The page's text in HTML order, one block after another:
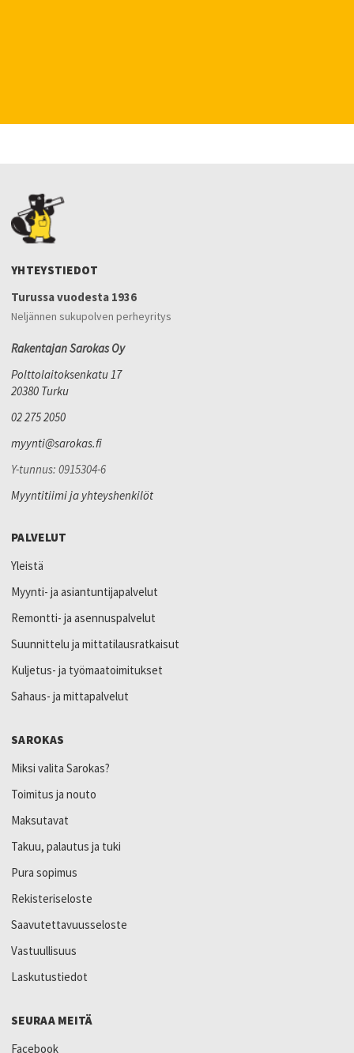
YHTEYSTIEDOT
Turussa vuodesta 1936
Neljännen sukupolven perheyritys
Rakentajan Sarokas Oy
Polttolaitoksenkatu 17
20380 Turku
02 275 2050
myynti@sarokas.fi
Y-tunnus: 0915304-6
Myyntitiimi ja yhteyshenkilöt
PALVELUT
Yleistä
Myynti- ja asiantuntijapalvelut
Remontti- ja asennuspalvelut
Suunnittelu ja mittatilausratkaisut
Kuljetus- ja työmaatoimitukset
Sahaus- ja mittapalvelut
SAROKAS
Miksi valita Sarokas?
Toimitus ja nouto
Maksutavat
Takuu, palautus ja tuki
Pura sopimus
Rekisteriseloste
Saavutettavuusseloste
Vastuullisuus
Laskutustiedot
SEURAA MEITÄ
Facebook